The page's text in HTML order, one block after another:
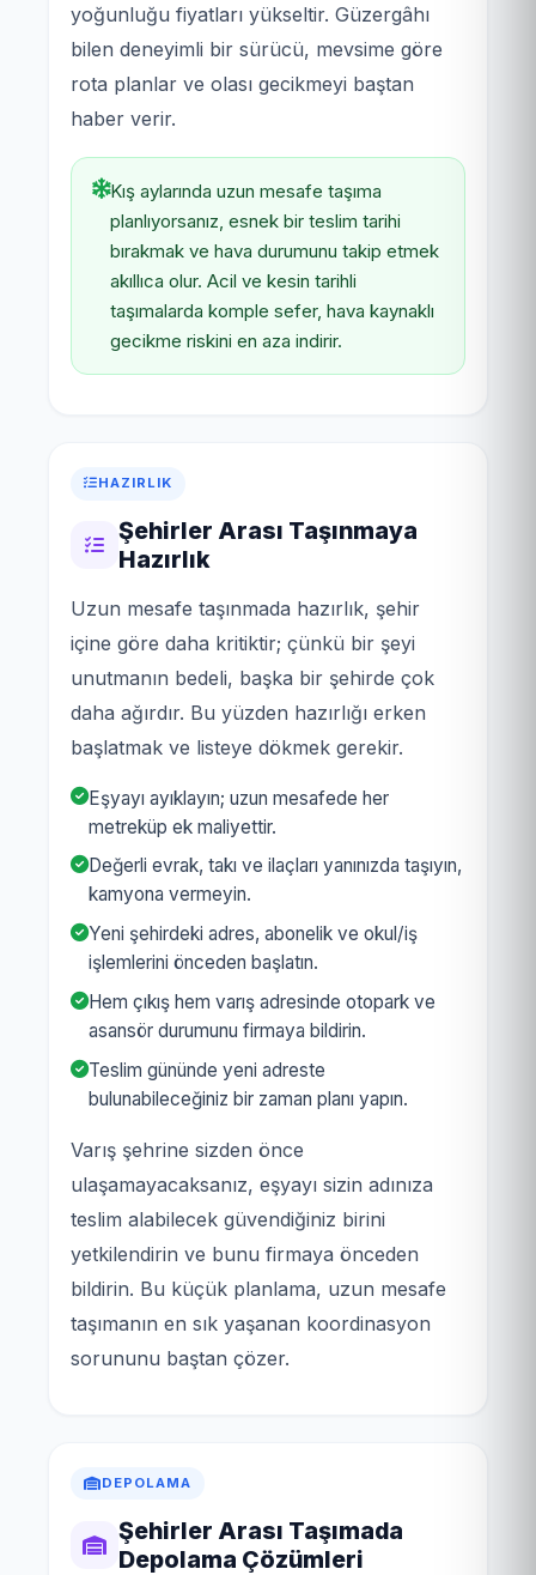
yoğunluğu fiyatları yükseltir. Güzergâhı
bilen deneyimli bir sürücü, mevsime göre
rota planlar ve olası gecikmeyi baştan
haber verir.
Kış aylarında uzun mesafe taşıma
planlıyorsanız, esnek bir teslim tarihi
bırakmak ve hava durumunu takip etmek
akıllıca olur. Acil ve kesin tarihli
taşımalarda komple sefer, hava kaynaklı
gecikme riskini en aza indirir.
HAZIRLIK
Şehirler Arası Taşınmaya
Hazırlık
Uzun mesafe taşınmada hazırlık, şehir
içine göre daha kritiktir; çünkü bir şeyi
unutmanın bedeli, başka bir şehirde çok
daha ağırdır. Bu yüzden hazırlığı erken
başlatmak ve listeye dökmek gerekir.
Eşyayı ayıklayın; uzun mesafede her
metreküp ek maliyettir.
Değerli evrak, takı ve ilaçları yanınızda taşıyın,
kamyona vermeyin.
Yeni şehirdeki adres, abonelik ve okul/iş
işlemlerini önceden başlatın.
Hem çıkış hem varış adresinde otopark ve
asansör durumunu firmaya bildirin.
Teslim gününde yeni adreste
bulunabileceğiniz bir zaman planı yapın.
Varış şehrine sizden önce
ulaşamayacaksanız, eşyayı sizin adınıza
teslim alabilecek güvendiğiniz birini
yetkilendirin ve bunu firmaya önceden
bildirin. Bu küçük planlama, uzun mesafe
taşımanın en sık yaşanan koordinasyon
sorununu baştan çözer.
DEPOLAMA
Şehirler Arası Taşımada
Depolama Çözümleri